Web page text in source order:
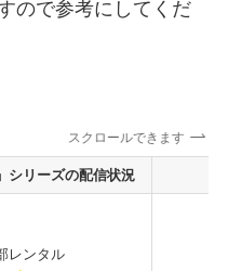
ので参考にしてくだ
スクロールできます
シリーズの配信状況
レンタル